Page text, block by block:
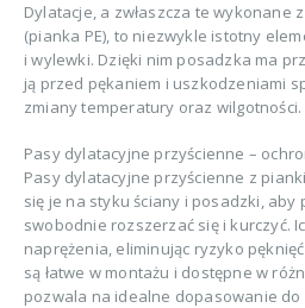
Dylatacje, a zwłaszcza te wykonane
(pianka PE), to niezwykle istotny
i wylewki. Dzięki nim posadzka ma
ją przed pękaniem i uszkodzeniami
zmiany temperatury oraz wilgotności.
Pasy dylatacyjne przyścienne –
Pasy dylatacyjne przyścienne z
się je na styku ściany i posadzki, aby
swobodnie rozszerzać się i kurczyć.
naprężenia, eliminując ryzyko
są łatwe w montażu i dostępne w
pozwala na idealne dopasowanie